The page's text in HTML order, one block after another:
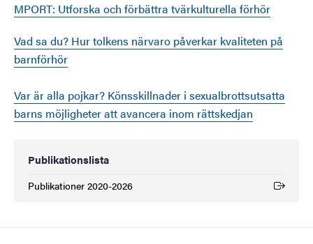
MPORT: Utforska och förbättra tvärkulturella förhör
Vad sa du? Hur tolkens närvaro påverkar kvaliteten på
barnförhör
Var är alla pojkar? Könsskillnader i sexualbrottsutsatta
barns möjligheter att avancera inom rättskedjan
Publikationslista
Publikationer 2020-2026
(Extern länk)